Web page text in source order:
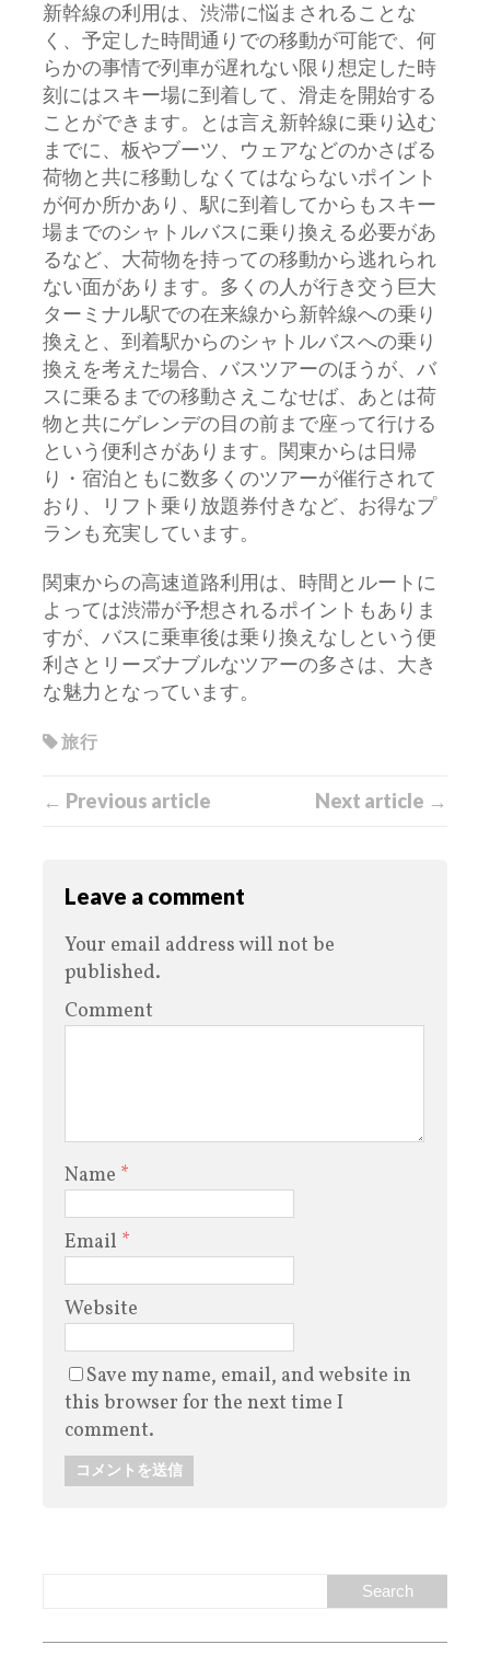
新幹線の利用は、渋滞に悩まされることな
く、予定した時間通りでの移動が可能で、何
らかの事情で列車が遅れない限り想定した時
刻にはスキー場に到着して、滑走を開始する
ことができます。とは言え新幹線に乗り込む
までに、板やブーツ、ウェアなどのかさばる
荷物と共に移動しなくてはならないポイント
が何か所かあり、駅に到着してからもスキー
場までのシャトルバスに乗り換える必要があ
るなど、大荷物を持っての移動から逃れられ
ない面があります。多くの人が行き交う巨大
ターミナル駅での在来線から新幹線への乗り
換えと、到着駅からのシャトルバスへの乗り
換えを考えた場合、バスツアーのほうが、バ
スに乗るまでの移動さえこなせば、あとは荷
物と共にゲレンデの目の前まで座って行ける
という便利さがあります。関東からは日帰
り・宿泊ともに数多くのツアーが催行されて
おり、リフト乗り放題券付きなど、お得なプ
ランも充実しています。
関東からの高速道路利用は、時間とルートに
よっては渋滞が予想されるポイントもありま
すが、バスに乗車後は乗り換えなしという便
利さとリーズナブルなツアーの多さは、大き
な魅力となっています。
旅行
← Previous article Next article →
Leave a comment
Your email address will not be
published.
Comment
Name *
Email *
Website
Save my name, email, and website in
this browser for the next time I
comment.